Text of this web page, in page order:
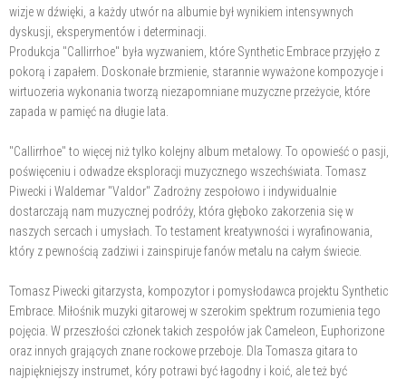
wizje w dźwięki, a każdy utwór na albumie był wynikiem intensywnych
dyskusji, eksperymentów i determinacji.
Produkcja "Callirrhoe" była wyzwaniem, które Synthetic Embrace przyjęło z
pokorą i zapałem. Doskonałe brzmienie, starannie wyważone kompozycje i
wirtuozeria wykonania tworzą niezapomniane muzyczne przeżycie, które
zapada w pamięć na długie lata.
"Callirrhoe" to więcej niż tylko kolejny album metalowy. To opowieść o pasji,
poświęceniu i odwadze eksploracji muzycznego wszechświata. Tomasz
Piwecki i Waldemar "Valdor" Zadrożny zespołowo i indywidualnie
dostarczają nam muzycznej podróży, która głęboko zakorzenia się w
naszych sercach i umysłach. To testament kreatywności i wyrafinowania,
który z pewnością zadziwi i zainspiruje fanów metalu na całym świecie.
Tomasz Piwecki gitarzysta, kompozytor i pomysłodawca projektu Synthetic
Embrace. Miłośnik muzyki gitarowej w szerokim spektrum rozumienia tego
pojęcia. W przeszłości członek takich zespołów jak Cameleon, Euphorizone
oraz innych grających znane rockowe przeboje. Dla Tomasza gitara to
najpiękniejszy instrumet, kóry potrawi być łagodny i koić, ale też być